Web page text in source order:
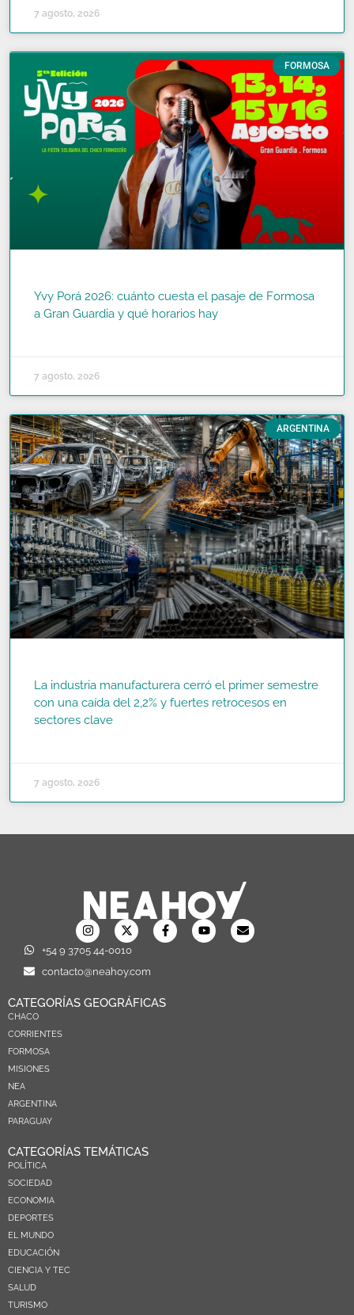
7 agosto, 2026
FORMOSA
Yvy Porá 2026: cuánto cuesta el pasaje de Formosa
a Gran Guardia y qué horarios hay
7 agosto, 2026
ARGENTINA
La industria manufacturera cerró el primer semestre
con una caída del 2,2% y fuertes retrocesos en
sectores clave
7 agosto, 2026
+54 9 3705 44-0010
contacto@neahoy.com
CATEGORÍAS GEOGRÁFICAS
CHACO
CORRIENTES
FORMOSA
MISIONES
NEA
ARGENTINA
PARAGUAY
CATEGORÍAS TEMÁTICAS
POLÍTICA
SOCIEDAD
ECONOMIA
DEPORTES
EL MUNDO
EDUCACIÓN
CIENCIA Y TEC
SALUD
TURISMO